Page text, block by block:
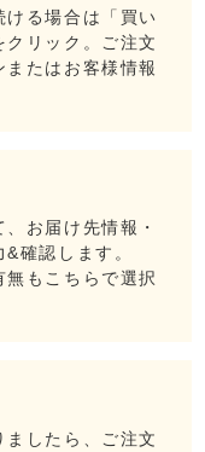
ける場合は「買い
リック。ご注文
たはお客様情報
お届け先情報・
確認します。
無もこちらで選択
したら、ご注文